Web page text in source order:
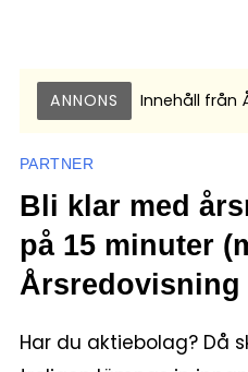
ANNONS Innehåll från
PARTNER
Bli klar med
på 15 minuter
Årsredovisning
Har du aktiebolag? Då